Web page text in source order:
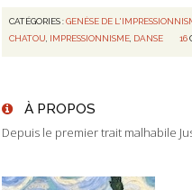
CATÉGORIES :GENÈSE DE
CHATOU IMPRESSIONNISME DANSE 16
À PROPOS
Depuis le premier trait malhabile